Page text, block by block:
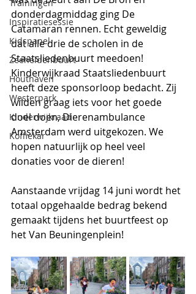
Trainingen
Inspiratiesessie
Kidspanel
Zeeheldenbuurt
Houthaven
Westerpark
Kinderwijkraad
Koffiekar
donderdagmiddag ging De
Catamaran rennen. Echt geweldig
dat alle drie de scholen in de
Staatsliedenbuurt meedoen!
Kinderwijkraad Staatsliedenbuurt
heeft deze sponsorloop bedacht. Zij
wilden graag iets voor het goede
doel doen, Dierenambulance
Amsterdam werd uitgekozen. We
hopen natuurlijk op heel veel
donaties voor de dieren!
Aanstaande vrijdag 14 juni wordt het
totaal opgehaalde bedrag bekend
gemaakt tijdens het buurtfeest op
het Van Beuningenplein!